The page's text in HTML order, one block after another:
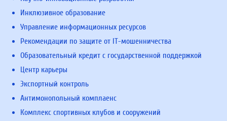
Инклюзивное образование
Управление информационных ресурсов
Рекомендации по защите от IT-мошенничества
Образовательный кредит с государственной поддержкой
Центр карьеры
Экспортный контроль
Антимонопольный комплаенс
Комплекс спортивных клубов и сооружений